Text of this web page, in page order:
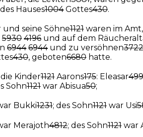
des Hauses1004Gottes430.
und seine Söhne1121 waren im
5930 4196 und auf dem
6944 6944und zu versöhnen3722
430, geboten6680 hatte.
Kinder1121 Aarons175: Eleasar499
Sohn1121 war Abisua50;
Bukki1231; des Sohn1121 war Usi
Merajoth4812; des Sohn1121 war